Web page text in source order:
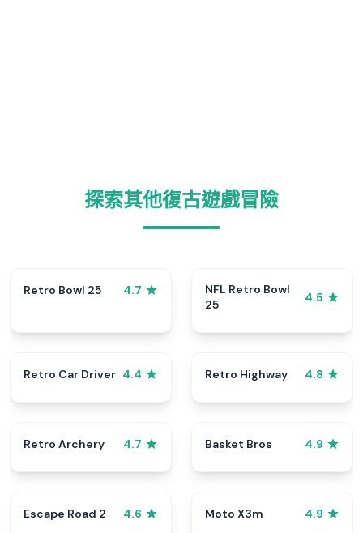
探索其他復古遊戲冒險
Retro Bowl 25 4.7
NFL Retro Bowl
25
4.5
Retro Car Driver 4.4 Retro Highway 4.8
Retro Archery 4.7 Basket Bros 4.9
Escape Road 2 4.6 Moto X3m 4.9